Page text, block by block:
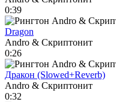
0:39
Dragon
Andro & Скриптонит
0:26
Дракон (Slowed+Reverb)
Andro & Скриптонит
0:32